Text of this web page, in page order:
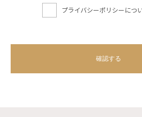
プライバシーポリシーにつ